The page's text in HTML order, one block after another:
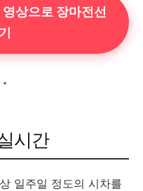
상으로 장마전선
시간
일주일 정도의 시차를